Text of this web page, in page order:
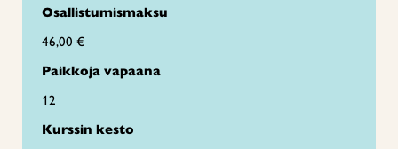
Osallistumismaksu
46,00 €
Paikkoja vapaana
12
Kurssin kesto